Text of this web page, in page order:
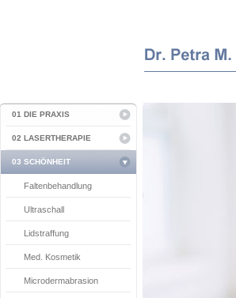
01 DIE PRAXIS
02 LASERTHERAPIE
03 SCHÖNHEIT
Faltenbehandlung
Ultraschall
Lidstraffung
Med. Kosmetik
Microdermabrasion